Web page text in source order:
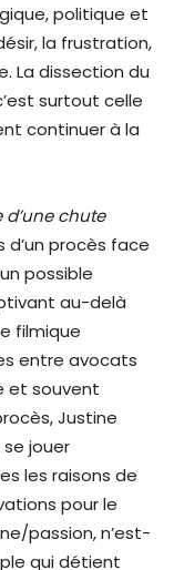
politique et
la frustration,
La dissection du
surtout celle
continuer à la
chute
procès face
possible
au-delà
filmique
entre avocats
et souvent
Justine
jouer
les raisons de
pour le
passion, n’est-
qui détient